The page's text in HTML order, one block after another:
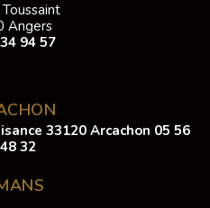
Angers
94 57
33120 Arcachon 05 56
32